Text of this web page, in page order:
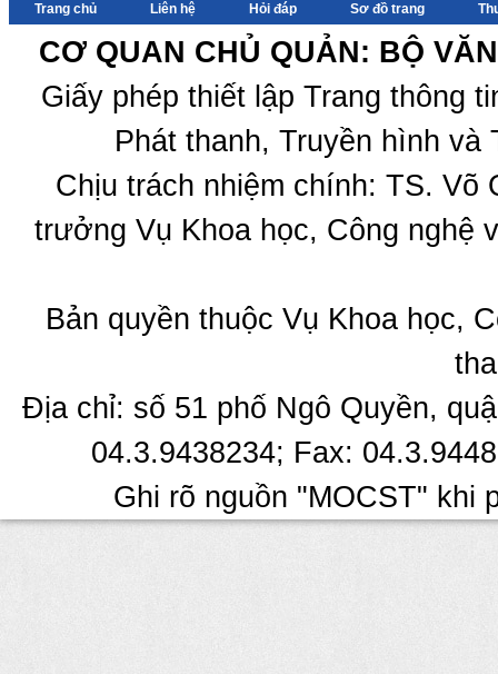
Trang chủ Liên hệ Hỏi đáp Sơ đồ trang
CƠ QUAN CHỦ QUẢN: BỘ
Giấy phép thiết lập Trang thông
Phát thanh, Truyền hình
Chịu trách nhiệm chính: TS.
trưởng Vụ Khoa học, Công nghệ
Bản quyền thuộc Vụ Khoa học,
Địa chỉ: số 51 phố Ngô Quyền,
04.3.9438234; Fax:
Ghi rõ nguồn "MOCST" khi